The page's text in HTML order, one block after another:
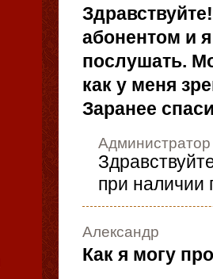
абонентом и
послушать.
как у меня
Заранее
Администратор
при наличии
Александр
Как я могу